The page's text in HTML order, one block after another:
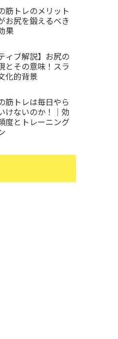
筋トレのメリット
お尻を鍛えるべき
果
ィブ解説】お尻の
とその意味！スラ
化的背景
筋トレは毎日やら
けないのか！｜効
度とトレーニング